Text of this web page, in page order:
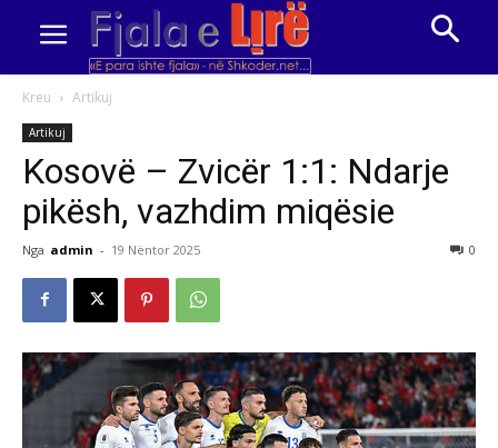
Kreu Artikuj
Artikuj
Kosovë – Zvicër 1:1: Ndarje
pikësh, vazhdim miqësie
Nga admin - 19 Nëntor 2025 0